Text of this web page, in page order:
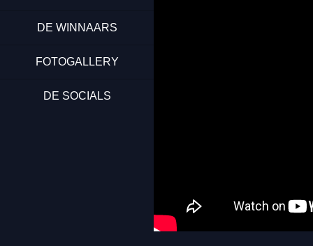
DE WINNAARS
FOTOGALLERY
DE SOCIALS